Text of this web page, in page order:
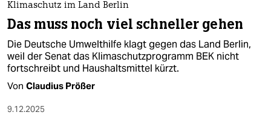
Klimaschutz im Land Berlin
Das muss noch viel schneller gehen
Die Deutsche Umwelthilfe klagt gegen das Land Berlin,
weil der Senat das Klimaschutzprogramm BEK nicht
fortschreibt und Haushaltsmittel kürzt.
Von Claudius Prößer
9.12.2025